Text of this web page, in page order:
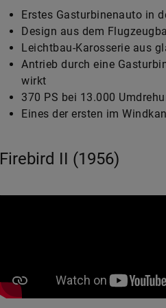
Erstes Gasturbinenauto in
Design aus dem
Leichtbau-Karosserie aus
Antrieb durch eine
wirkt
370 PS bei 13.000
Eines der ersten im
Firebird II (1956)